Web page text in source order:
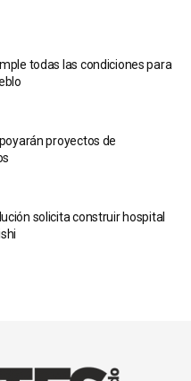
todas las condiciones para
proyectos de
solicita construir hospital